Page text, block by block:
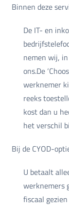
Binnen deze
De IT- en
nemen wij,
ons.De
werknemer
reeks
kost dan u
het verschil
Bij de CYOD-
U betaalt
werknemers
fiscaal